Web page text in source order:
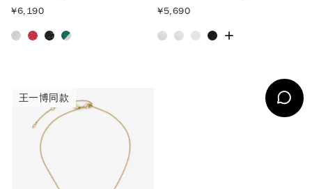
¥6,190 ¥5,690
王一博同款